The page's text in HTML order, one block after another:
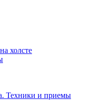
холсте
Техники и приемы